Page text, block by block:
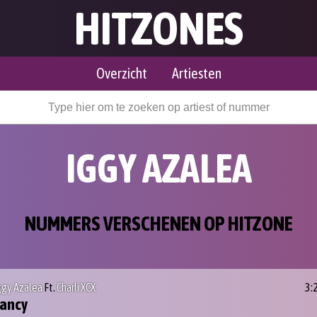
HITZONES
Overzicht Artiesten
IGGY AZALEA
NUMMERS VERSCHENEN OP HITZONE
AzaleaFt.Charli XCX